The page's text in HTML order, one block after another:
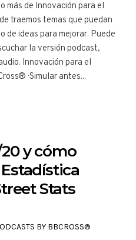
más de Innovación para el
traemos temas que puedan
de ideas para mejorar. Puede
la versión podcast,
Innovación para el
· Simular antes...
y cómo
Stats
BY BBCROSS®